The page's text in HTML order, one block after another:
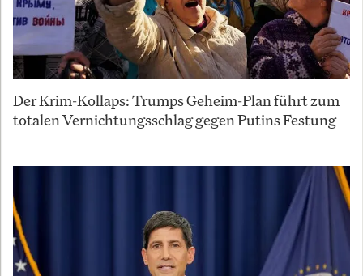
Der Krim-Kollaps: Trumps Geheim-Plan führt zum
totalen Vernichtungsschlag gegen Putins Festung